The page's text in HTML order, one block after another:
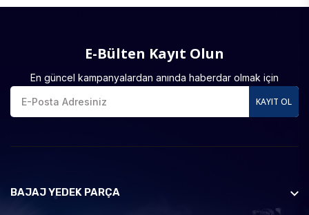
E-Bülten Kayıt Olun
En güncel kampanyalardan anında haberdar olmak için
KAYIT OL
BAJAJ YEDEK PARÇA